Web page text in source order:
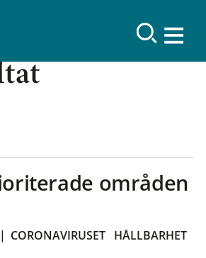
områden
| CORONAVIRUSET HÅLLBARHET